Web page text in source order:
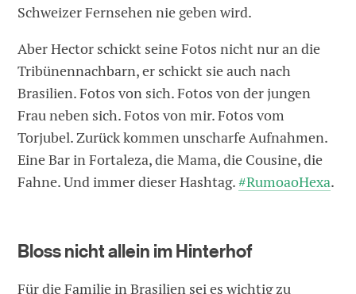
Schweizer Fernsehen nie geben wird.
Aber Hector schickt seine Fotos nicht nur an die
Tribünennachbarn, er schickt sie auch nach
Brasilien. Fotos von sich. Fotos von der jungen
Frau neben sich. Fotos von mir. Fotos vom
Torjubel. Zurück kommen unscharfe Aufnahmen.
Eine Bar in Fortaleza, die Mama, die Cousine, die
Fahne. Und immer dieser Hashtag.#RumoaoHexa.
Bloss nicht allein im Hinterhof
Für die Familie in Brasilien sei es wichtig zu